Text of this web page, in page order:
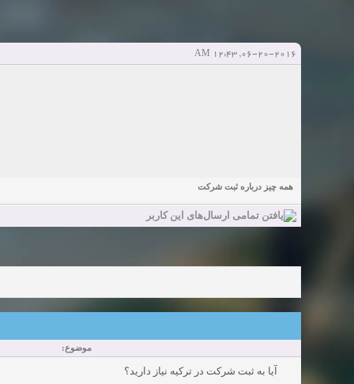
شروع کننده: elmi.alireza70 آخرین ارسال توسط: elmi.alireza70 پاسخ ها:0
Girls in your town for night - Real-life Females
06-20-2016, 12:43 AM
همه چیز درباره ثبت شرکت
موضوع:
آيا به ثبت شرکت در ترکيه نياز داريد؟